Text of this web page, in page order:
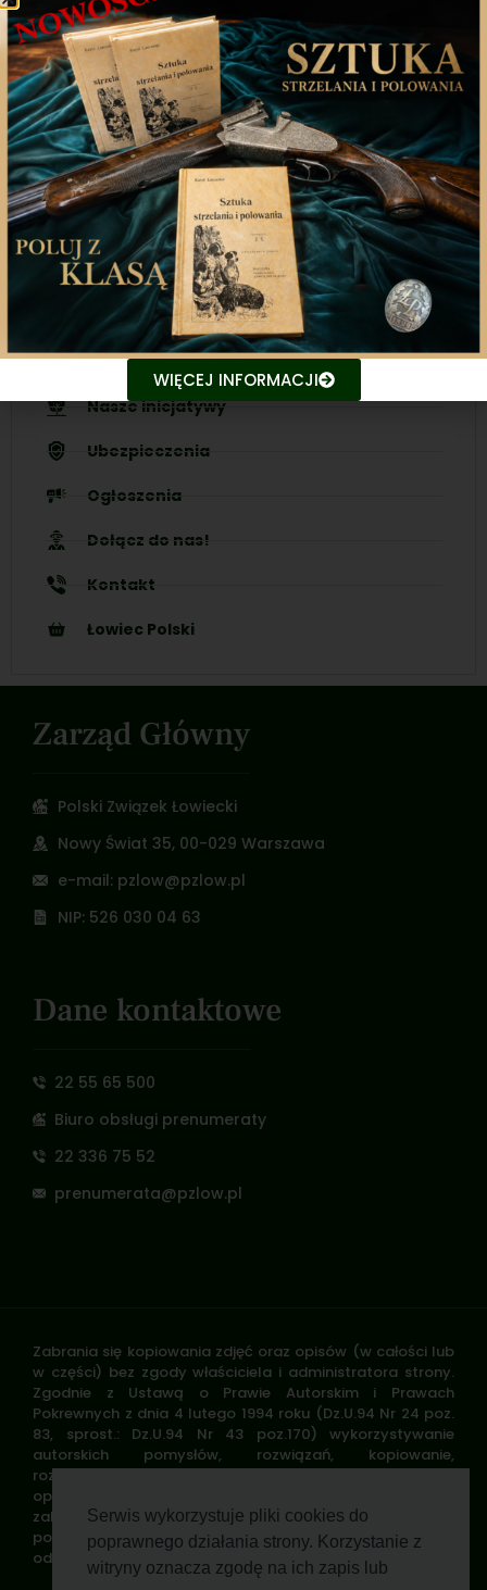
Serwis wykorzystuje pliki cookies do
poprawnego działania strony. Korzystanie z
witryny oznacza zgodę na ich zapis lub
Aplikacja mobilna
Nasza aplikacja to doskonały towarzysz każdego
miłośnika łowiectwa, który pragnie pozostać na
bieżąco z najnowszymi treściami związanych stron.
Śledź aktualne wydarzenia
Udostępniaj treści znajomym
Nasze inicjatywy
Ubezpieczenia
Ogłoszenia
Dołącz do nas!
Kontakt
Łowiec Polski
Zarząd Główny
Polski Związek Łowiecki
Nowy Świat 35, 00-029 Warszawa
e-mail: pzlow@pzlow.pl
NIP: 526 030 04 63
Dane kontaktowe
22 55 65 500
Biuro obsługi prenumeraty
22 336 75 52
prenumerata@pzlow.pl
Zabrania się kopiowania zdjęć oraz opisów (w całości lub
w części) bez zgody właściciela i administratora strony.
Zgodnie z Ustawą o Prawie Autorskim i Prawach
Pokrewnych z dnia 4 lutego 1994 roku (Dz.U.94 Nr 24 poz.
83, sprost.: Dz.U.94 Nr 43 poz.170) wykorzystywanie
autorskich pomysłów, rozwiązań, kopiowanie,
rozpowszechnianie zdjęć, fragmentów grafiki, tekstów
opisów w celach zarobkowych, bez zezwolenia autora jest
zabronione i stanowi naruszenie praw autorskich oraz
podlega karze. Znaki towarowe i graficzne są własnością
odpowiednich firm i/lub instytucji.
WIĘCEJ INFORMACJI